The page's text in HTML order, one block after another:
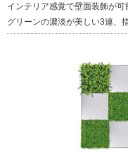
インテリア感覚で壁面装飾が可
グリーンの濃淡が美しい3連、